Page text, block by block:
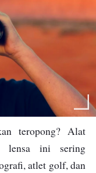
teropong? Alat
lensa ini sering
atlet golf, dan